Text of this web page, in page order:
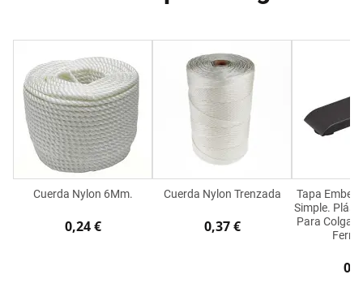
Cuerda Nylon 6Mm.
0,24 €
Cuerda Nylon Trenzada
0,37 €
Tapa
Simple.
Para